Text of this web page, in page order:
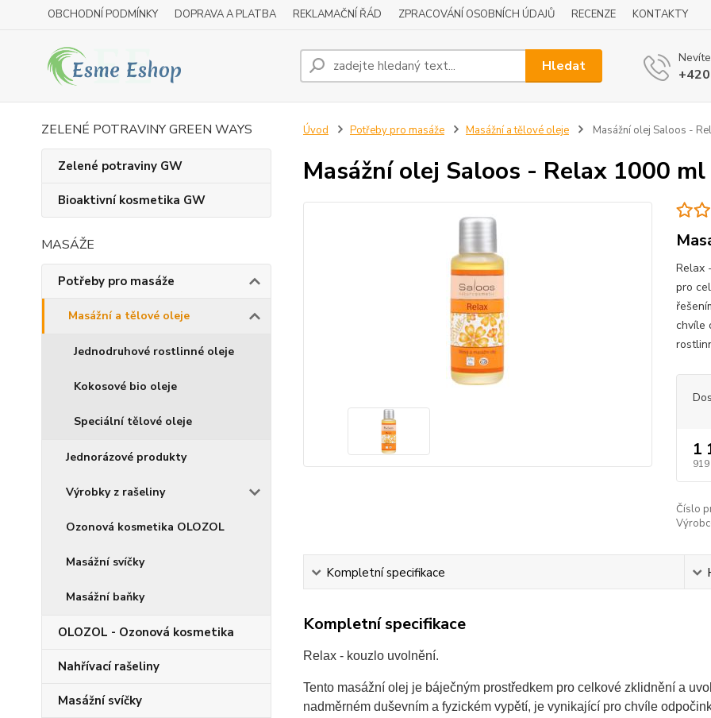
OBCHODNÍ PODMÍNKY DOPRAVA A PLATBA REKLAMAČNÍ ŘÁD ZPRACOVÁNÍ OSOBNÍCH ÚDAJŮ RECENZE KONTAKTY
Hledat
ZELENÉ POTRAVINY GREEN WAYS
Zelené potraviny GW
Bioaktivní kosmetika GW
MASÁŽE
Potřeby pro masáže
Masážní a tělové oleje
Jednodruhové rostlinné oleje
Kokosové bio oleje
Speciální tělové oleje
Jednorázové produkty
Výrobky z rašeliny
Ozonová kosmetika OLOZOL
Masážní svíčky
Masážní baňky
OLOZOL - Ozonová kosmetika
Nahřívací rašeliny
Masážní svíčky
Úvod Potřeby pro masáže Masážní a tělové oleje Masážní olej Saloos -
Masážní olej Saloos - Relax 1000 ml
Relax
pro
chvíle
1
919
Číslo
Kompletní specifikace
Kompletní specifikace
Relax - kouzlo uvolnění.
Tento masážní olej je báječným prostředkem pro celkové zklidnění a
nadměrném duševním a fyzickém vypětí, je vynikající pro chvíle